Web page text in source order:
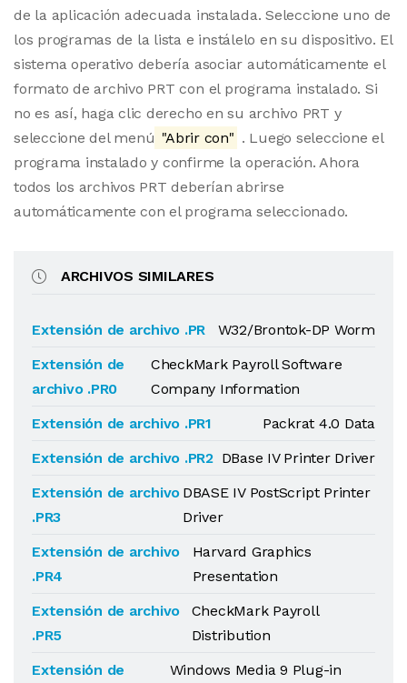
de la aplicación adecuada instalada. Seleccione uno de
los programas de la lista e instálelo en su dispositivo. El
sistema operativo debería asociar automáticamente el
formato de archivo PRT con el programa instalado. Si
no es así, haga clic derecho en su archivo PRT y
seleccione del menú "Abrir con" . Luego seleccione el
programa instalado y confirme la operación. Ahora
todos los archivos PRT deberían abrirse
automáticamente con el programa seleccionado.
ARCHIVOS SIMILARES
Extensión de archivo .PR
W32/Brontok-DP Worm
Extensión de
archivo .PR0
CheckMark Payroll Software
Company Information
Extensión de archivo .PR1
Packrat 4.0 Data
Extensión de archivo .PR2 DBase IV Printer Driver
Extensión de archivo
.PR3
DBASE IV PostScript Printer
Driver
Extensión de archivo
.PR4
Harvard Graphics
Presentation
Extensión de archivo
.PR5
CheckMark Payroll
Distribution
Extensión de
Windows Media 9 Plug-in